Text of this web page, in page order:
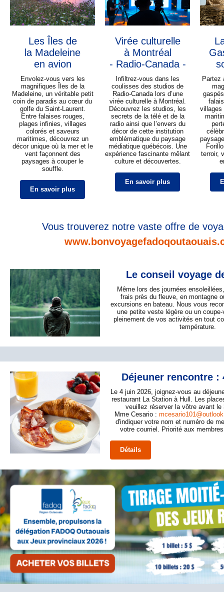
Les Îles de
la Madeleine
en avion
Envolez-vous vers les
magnifiques Îles de la
Madeleine, un véritable petit
coin de paradis au cœur du
golfe du Saint-Laurent.
Entre falaises rouges,
plages infinies, villages
colorés et saveurs
maritimes, découvrez un
décor unique où la mer et le
vent façonnent des
paysages à couper le
souffle.
En savoir plus
Virée culturelle
à Montréal
- Radio-Canada -
Infiltrez-vous dans les
coulisses des studios de
Radio-Canada lors d’une
virée culturelle à Montréal.
Découvrez les studios, les
secrets de la télé et de la
radio ainsi que l’envers du
décor de cette institution
emblématique du paysage
médiatique québécois. Une
expérience fascinante mêlant
culture et découvertes.
En savoir plus
Partez
villages
terroir,
Vous trouverez notre vaste offre de
Le conseil voyage
Même lors des journées
frais près du fleuve, en montagne
excursions en bateau. Nous vous
une petite veste légère ou un
pleinement de vos activités en tout
température.
Déjeuner rencontre :
Le 4 juin 2026, joignez-vous au
restaurant La Station à Hull. Les
veuillez réserver la vôtre avant le
Mme Cesario :
d'indiquer votre nom et numéro de
votre courriel. Priorité aux
Détails